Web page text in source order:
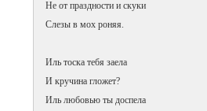
Не от праздности и скуки
Слезы в мох роняя.
Иль тоска тебя заела
И кручина гложет?
Иль любовью ты доспела